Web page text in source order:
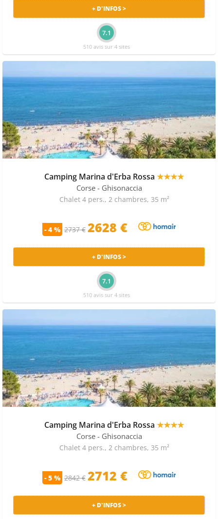
+ D'INFOS >
7.1
510 avis sur 4 sites
Camping Marina d'Erba Rossa ★★★★
Corse - Ghisonaccia
Chalet 4 pers., 2 chambres, 35 m²
- 4 % 2737 € 2628 €
+ D'INFOS >
7.1
510 avis sur 4 sites
Camping Marina d'Erba Rossa ★★★★
Corse - Ghisonaccia
Chalet 4 pers., 2 chambres, 35 m²
- 5 % 2842 € 2712 €
+ D'INFOS >